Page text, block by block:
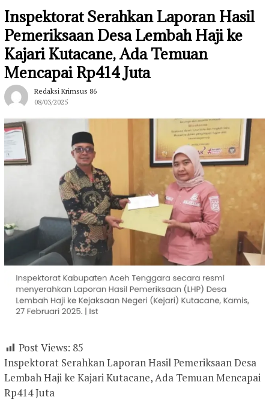
Inspektorat Serahkan Laporan Hasil
Pemeriksaan Desa Lembah Haji ke
Kajari Kutacane, Ada Temuan
Mencapai Rp414 Juta
Redaksi Krimsus 86
08/03/2025
Post Views: 85
Inspektorat Serahkan Laporan Hasil Pemeriksaan Desa
Lembah Haji ke Kajari Kutacane, Ada Temuan Mencapai
Rp414 Juta